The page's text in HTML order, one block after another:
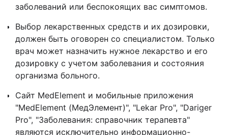
заболеваний или беспокоящих вас симптомов.
Выбор лекарственных средств и их дозировки,
должен быть оговорен со специалистом. Только
врач может назначить нужное лекарство и его
дозировку с учетом заболевания и состояния
организма больного.
Сайт MedElement и мобильные приложения
"MedElement (МедЭлемент)", "Lekar Pro", "Dariger
Pro", "Заболевания: справочник терапевта"
являются исключительно информационно-